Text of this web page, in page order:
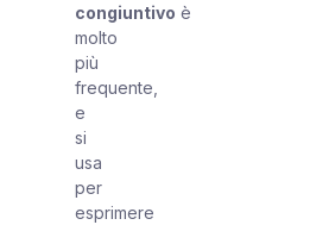
congiuntivo è
molto
più
frequente,
e
si
usa
per
esprimere